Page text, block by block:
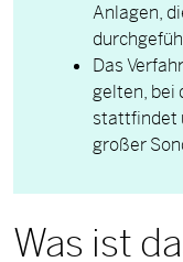
Anlagen,
Das
gelten, bei
stattfindet
großer
Was ist